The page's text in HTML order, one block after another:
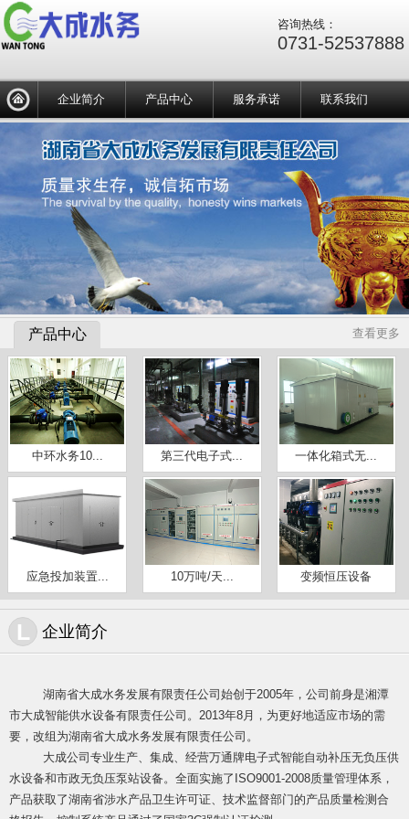
咨询热线：
0731-52537888
企业简介 产品中心 服务承诺 联系我们
产品中心 查看更多
中环水务10... 第三代电子式... 一体化箱式无...
应急投加装置... 10万吨/天... 变频恒压设备
L 企业简介
湖南省大成水务发展有限责任公司始创于2005年，公司前身是湘潭
市大成智能供水设备有限责任公司。2013年8月，为更好地适应市场的需
要，改组为湖南省大成水务发展有限责任公司。
大成公司专业生产、集成、经营万通牌电子式智能自动补压无负压供
水设备和市政无负压泵站设备。全面实施了ISO9001-2008质量管理体系，
产品获取了湖南省涉水产品卫生许可证、技术监督部门的产品质量检测合